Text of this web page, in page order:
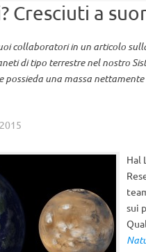
Cresciuti a
collaboratori in un articolo
di tipo terrestre nel nostro
possieda una massa
Hal
sui